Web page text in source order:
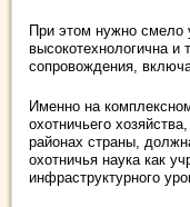
При этом нужно смело
высокотехнологична и
сопровождения,
Именно на
охотничьего
районах страны,
охотничья наука как
инфраструктурного